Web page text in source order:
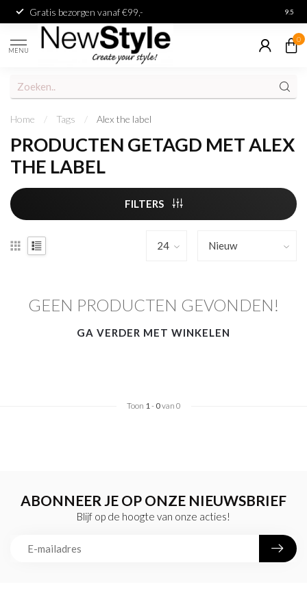
Gratis bezorgen vanaf €99,- 9.5
MENU
0
Home / Tags / Alex the label
PRODUCTEN GETAGD MET ALEX
THE LABEL
FILTERS
GEEN PRODUCTEN GEVONDEN!
GA VERDER MET WINKELEN
Toon 1- 0van 0
ABONNEER JE OP ONZE NIEUWSBRIEF
Blijf op de hoogte van onze acties!